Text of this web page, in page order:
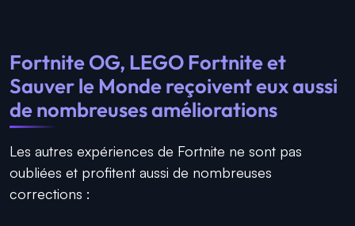
Fortnite OG, LEGO Fortnite et
Sauver le Monde reçoivent eux aussi
de nombreuses améliorations
Les autres expériences de Fortnite ne sont pas
oubliées et profitent aussi de nombreuses
corrections :